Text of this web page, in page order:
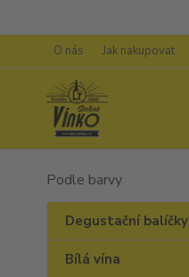
O nás Jak nakupovat
Podle barvy
Degustační balíčky
Bílá vína